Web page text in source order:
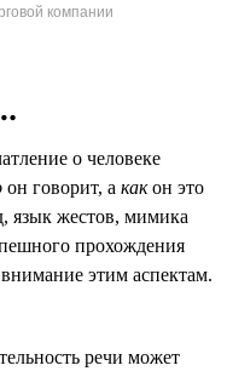
компании
о человеке
он говорит, а какон это
язык жестов, мимика
прохождения
этим аспектам.
речи может